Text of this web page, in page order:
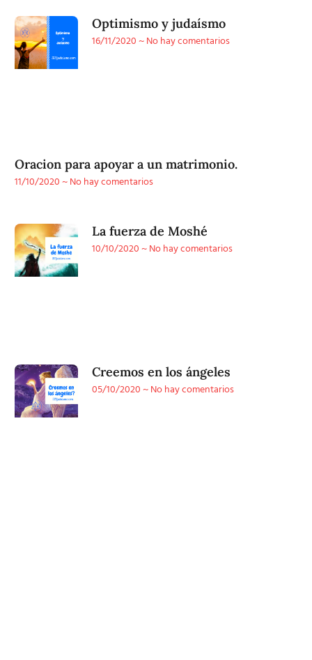
Optimismo y judaísmo
16/11/2020 No hay comentarios
Oracion para apoyar a un matrimonio.
11/10/2020 No hay comentarios
La fuerza de Moshé
10/10/2020 No hay comentarios
Creemos en los ángeles
05/10/2020 No hay comentarios